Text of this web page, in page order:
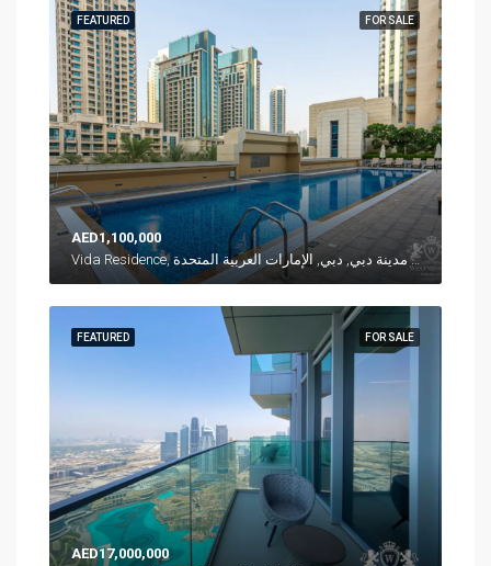
FOR SALE
FEATURED
AED1,100,000
Vida Residence, شارع العلم, وسط مدينة دبي, دبي, الإمارات العربية المتحدة
FOR SALE
FEATURED
AED17,000,000